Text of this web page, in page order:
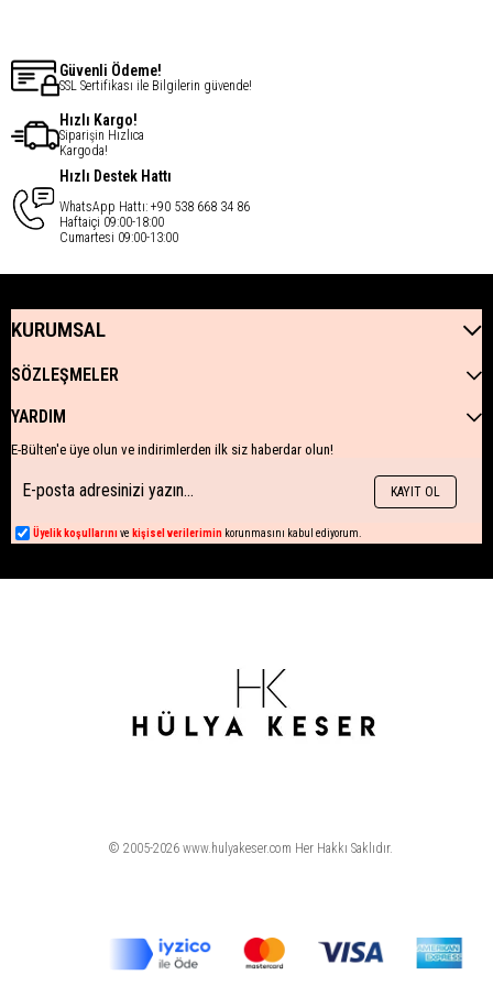
Güvenli Ödeme!
SSL Sertifikası ile Bilgilerin güvende!
Hızlı Kargo!
Siparişin Hızlıca
Kargoda!
Hızlı Destek Hattı
WhatsApp Hattı: +90 538 668 34 86
Haftaiçi 09:00-18:00
Cumartesi 09:00-13:00
KURUMSAL
SÖZLEŞMELER
YARDIM
E-Bülten'e üye olun ve indirimlerden ilk siz haberdar olun!
KAYIT OL
Üyelik koşullarını ve kişisel verilerimin korunmasını kabul ediyorum.
© 2005-2026 www.hulyakeser.com Her Hakkı Saklıdır.